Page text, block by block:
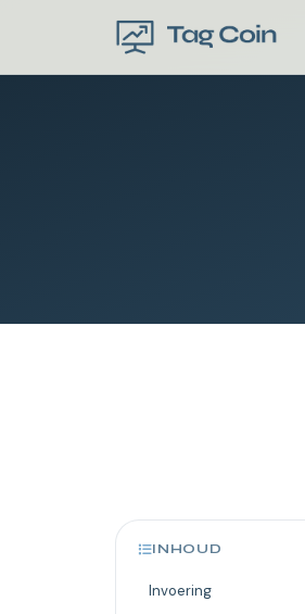
INHOUD
Invoering